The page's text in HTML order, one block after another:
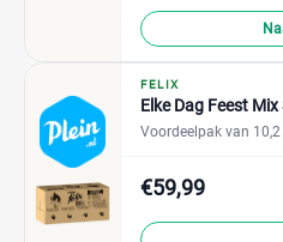
FELIX
Elke Dag Feest Mix
Voordeelpak van 10,2
€59,99